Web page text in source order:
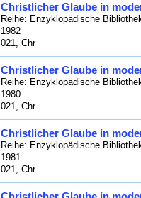
Christlicher Glaube in
Reihe: Enzyklopädische
1982
021, Chr
Christlicher Glaube in
Reihe: Enzyklopädische
1980
021, Chr
Christlicher Glaube in
Reihe: Enzyklopädische
1981
021, Chr